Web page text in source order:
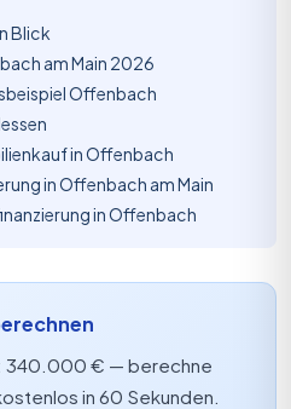
Blick
am Main 2026
Offenbach
in Offenbach
in Offenbach am Main
in Offenbach
340.000 € — berechne
in 60 Sekunden.